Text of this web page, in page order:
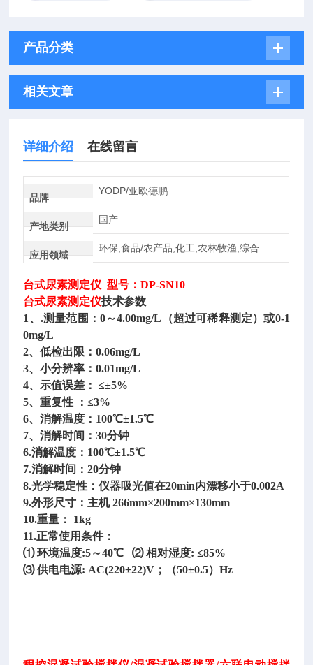
产品分类
相关文章
详细介绍 在线留言
品牌
YODP/亚欧德鹏
产地类别
国产
应用领域
环保,食品/农产品,化工,农林牧渔,综合
台式尿素测定仪 型号：DP-SN10
台式尿素测定仪技术参数
1、.测量范围：0～4.00mg/L（超过可稀释测定）或0-1
0mg/L
2、低检出限：0.06mg/L
3、小分辨率：0.01mg/L
4、示值误差： ≤±5%
5、重复性 ：≤3%
6、消解温度：100℃±1.5℃
7、消解时间：30分钟
6.消解温度：100℃±1.5℃
7.消解时间：20分钟
8.光学稳定性：仪器吸光值在20min内漂移小于0.002A
9.外形尺寸：主机 266mm×200mm×130mm
10.重量： 1kg
11.正常使用条件：
⑴ 环境温度:5～40℃ ⑵ 相对湿度: ≤85%
⑶ 供电电源: AC(220±22)V；（50±0.5）Hz